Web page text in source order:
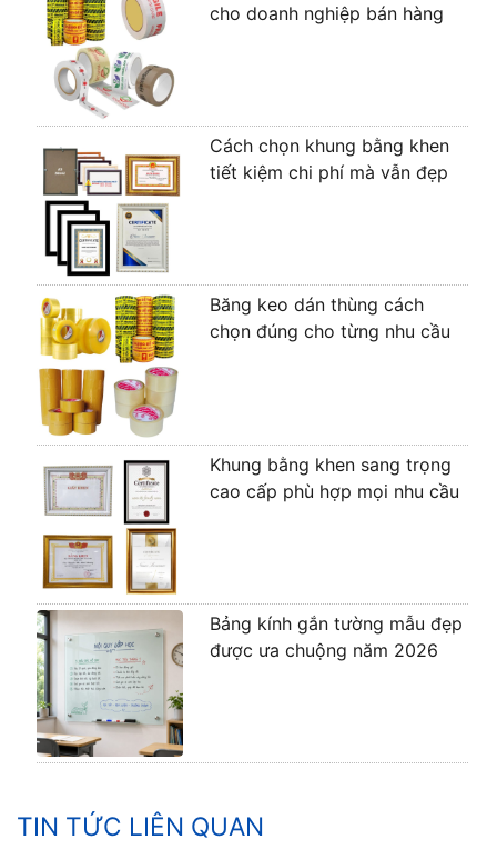
cho doanh nghiệp bán hàng
Cách chọn khung bằng khen
tiết kiệm chi phí mà vẫn đẹp
Băng keo dán thùng cách
chọn đúng cho từng nhu cầu
Khung bằng khen sang trọng
cao cấp phù hợp mọi nhu cầu
Bảng kính gắn tường mẫu đẹp
được ưa chuộng năm 2026
TIN TỨC LIÊN QUAN